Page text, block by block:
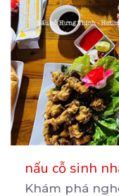
nấu cỗ sinh
Khám phá